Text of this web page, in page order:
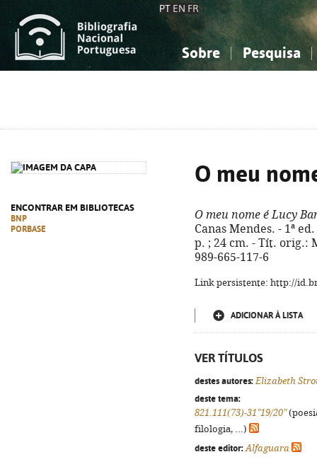
PT EN FR
Sobre Pesquisa
ENCONTRAR EM BIBLIOTECAS
BNP
PORBASE
O meu
O meu nome é Lucy
Canas Mendes. - 1ª
p. ; 24 cm. - Tít. orig.:
989-665-117-6
Link persistente: http://
ADICIONAR À LISTA
VER TÍTULOS
destes autores: Elizabeth
deste tema:
821.111(73)-31"19/20"
filologia, ...)
deste editor: Alfaguara